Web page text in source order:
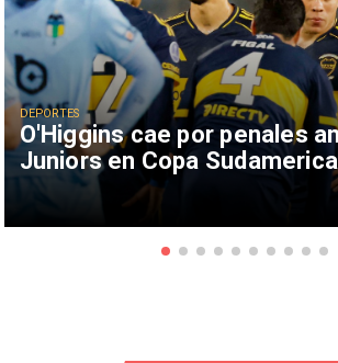
O'Higgins cae por penales
Juniors en Copa
DEPORTES